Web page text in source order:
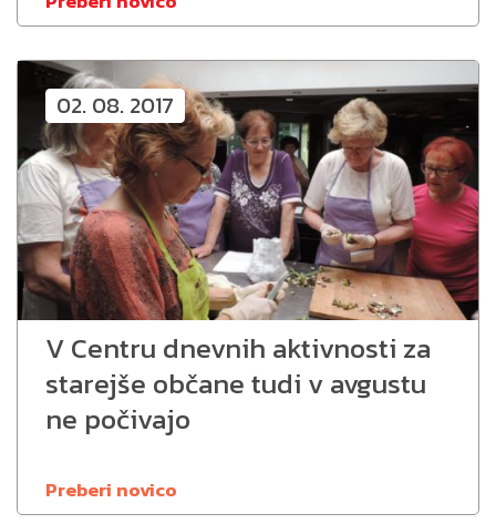
02. 08. 2017
V Centru dnevnih aktivnosti za
starejše občane tudi v avgustu
ne počivajo
Preberi novico